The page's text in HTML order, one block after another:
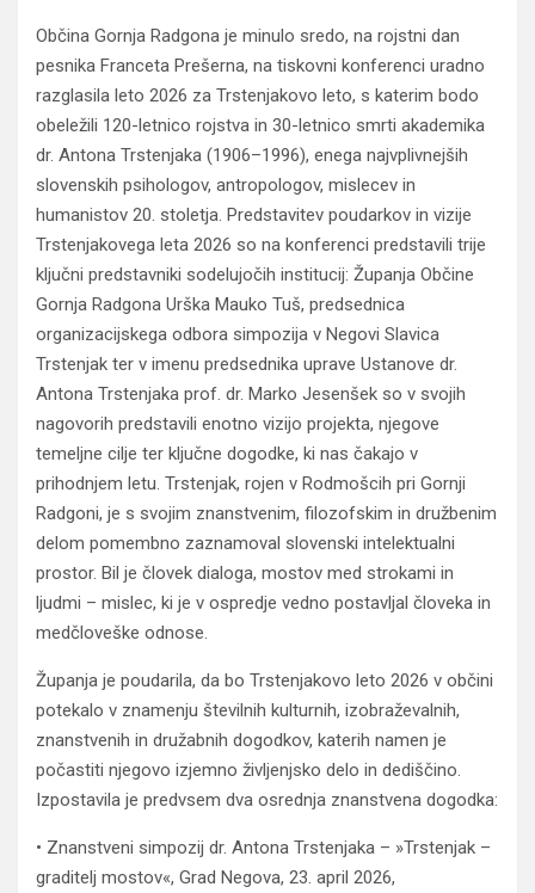
Občina Gornja Radgona je minulo sredo, na rojstni dan
pesnika Franceta Prešerna, na tiskovni konferenci uradno
razglasila leto 2026 za Trstenjakovo leto, s katerim bodo
obeležili 120-letnico rojstva in 30-letnico smrti akademika
dr. Antona Trstenjaka (1906–1996), enega najvplivnejših
slovenskih psihologov, antropologov, mislecev in
humanistov 20. stoletja. Predstavitev poudarkov in vizije
Trstenjakovega leta 2026 so na konferenci predstavili trije
ključni predstavniki sodelujočih institucij: Županja Občine
Gornja Radgona Urška Mauko Tuš, predsednica
organizacijskega odbora simpozija v Negovi Slavica
Trstenjak ter v imenu predsednika uprave Ustanove dr.
Antona Trstenjaka prof. dr. Marko Jesenšek so v svojih
nagovorih predstavili enotno vizijo projekta, njegove
temeljne cilje ter ključne dogodke, ki nas čakajo v
prihodnjem letu. Trstenjak, rojen v Rodmošcih pri Gornji
Radgoni, je s svojim znanstvenim, filozofskim in družbenim
delom pomembno zaznamoval slovenski intelektualni
prostor. Bil je človek dialoga, mostov med strokami in
ljudmi – mislec, ki je v ospredje vedno postavljal človeka in
medčloveške odnose.
Županja je poudarila, da bo Trstenjakovo leto 2026 v občini
potekalo v znamenju številnih kulturnih, izobraževalnih,
znanstvenih in družabnih dogodkov, katerih namen je
počastiti njegovo izjemno življenjsko delo in dediščino.
Izpostavila je predvsem dva osrednja znanstvena dogodka:
• Znanstveni simpozij dr. Antona Trstenjaka – »Trstenjak –
graditelj mostov«, Grad Negova, 23. april 2026,